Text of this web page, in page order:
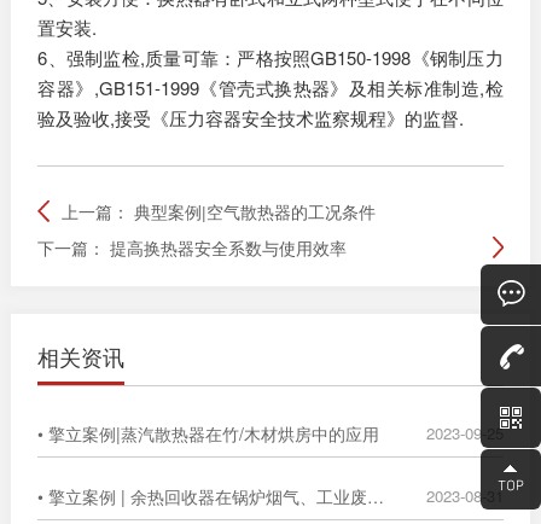
置安装.
6、强制监检,质量可靠：严格按照GB150-1998《钢制压力
容器》,GB151-1999《管壳式换热器》及相关标准制造,检
验及验收,接受《压力容器安全技术监察规程》的监督.
上一篇： 典型案例|空气散热器的工况条件
下一篇： 提高换热器安全系数与使用效率
相关资讯
• 擎立案例|蒸汽散热器在竹/木材烘房中的应用 2023-09-25
• 擎立案例 | 余热回收器在锅炉烟气、工业废气中的广泛应用 2023-08-31